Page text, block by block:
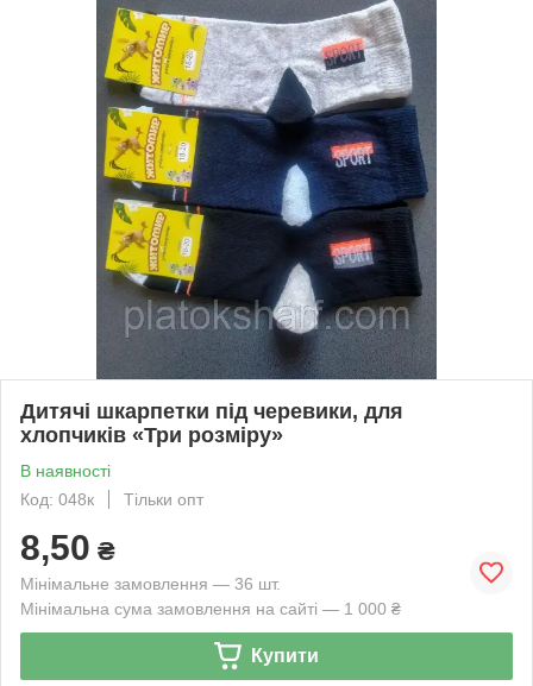
Дитячі шкарпетки під черевики, для
хлопчиків «Три розміру»
В наявності
Код: 048к
Тільки опт
8,50 ₴
Мінімальне замовлення — 36 шт.
Мінімальна сума замовлення на сайті — 1 000 ₴
Купити